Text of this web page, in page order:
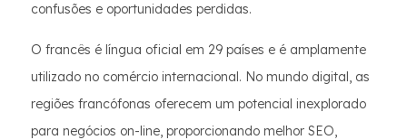
confusões e oportunidades perdidas.
O francês é língua oficial em 29 países e é amplamente
utilizado no comércio internacional. No mundo digital, as
regiões francófonas oferecem um potencial inexplorado
para negócios on-line, proporcionando melhor SEO,